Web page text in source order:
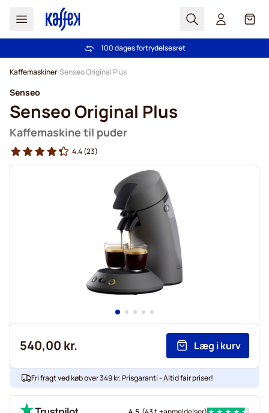
Søg Cart
Fri fragt ved køb over 349 kr.
100 dages fortrydelsesret
Kaffemaskiner Senseo Original Plus
Senseo
Senseo Original Plus
Kaffemaskine til puder
4.4(23)
540,00 kr. Læg i kurv
Fri fragt ved køb over 349 kr. Prisgaranti - Altid fair priser!